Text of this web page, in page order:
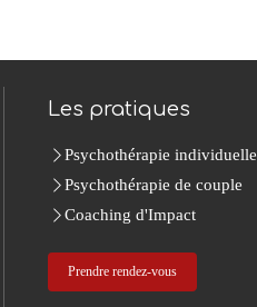
Les pratiques
Psychothérapie individuelle
Psychothérapie de couple
Coaching d'Impact
Prendre rendez-vous